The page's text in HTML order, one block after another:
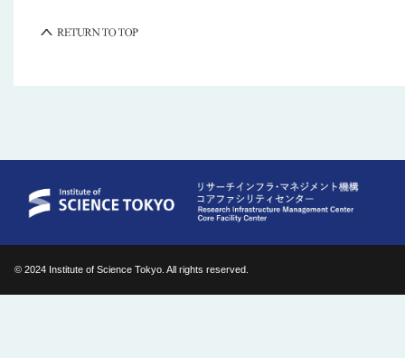
© 2024 Institute of Science Tokyo. All rights reserved.